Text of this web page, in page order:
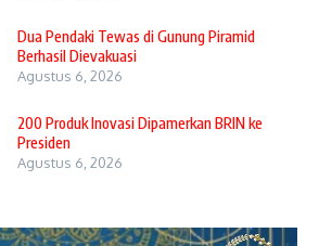
Dua Pendaki Tewas di Gunung Piramid
Berhasil Dievakuasi
Agustus 6, 2026
200 Produk Inovasi Dipamerkan BRIN ke
Presiden
Agustus 6, 2026